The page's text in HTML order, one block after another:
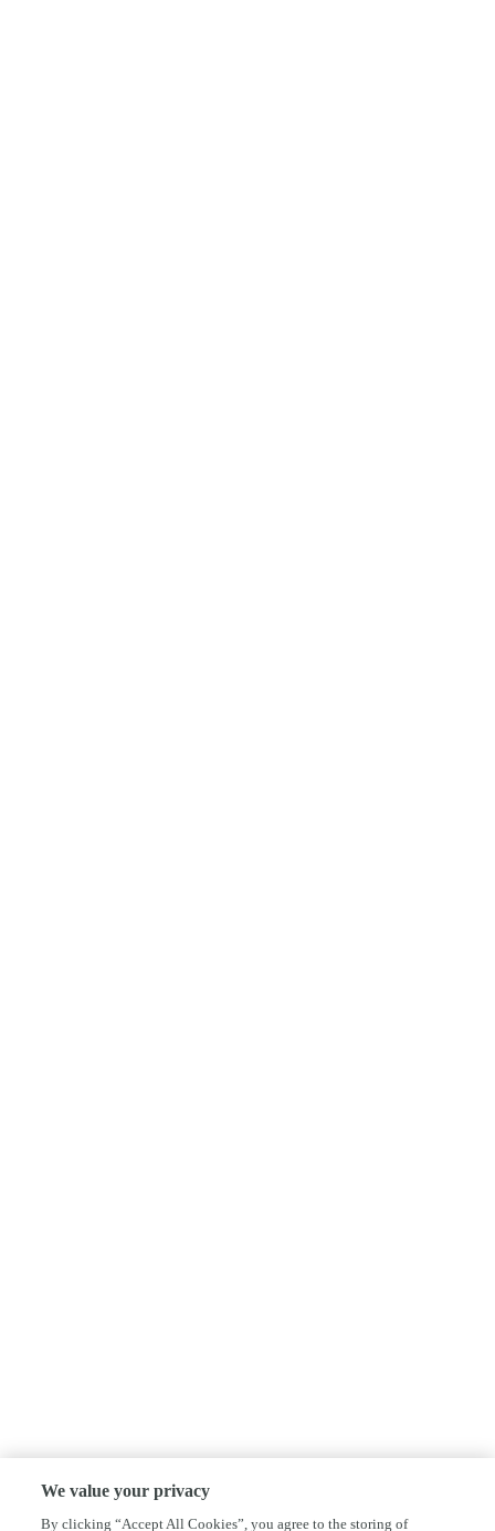
We value your privacy
By clicking “Accept All Cookies”, you agree to the storing of